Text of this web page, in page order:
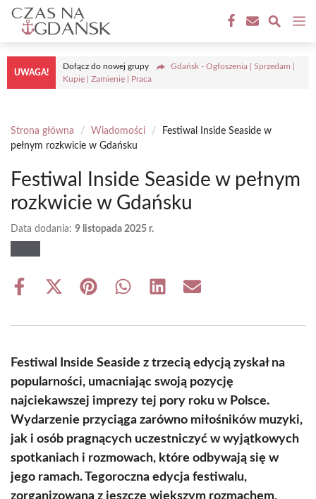
Przejdź
treści
UWAGA!
Dołącz do nowej grupy
Gdańsk - Ogłoszenia | Sprzedam |
Kupię | Zamienię | Praca
Strona główna / Wiadomości /
Festiwal Inside Seaside w
pełnym rozkwicie w Gdańsku
Festiwal Inside Seaside w pełnym
rozkwicie w Gdańsku
Data dodania: 9 listopada 2025 r.
Share
Share
(Twitter)
Share Share Share Share
Festiwal Inside Seaside z trzecią edycją zyskał na
popularności, umacniając swoją pozycję
najciekawszej imprezy tej pory roku w Polsce.
Wydarzenie przyciąga zarówno miłośników muzyki,
jak i osób pragnących uczestniczyć w wyjątkowych
spotkaniach i rozmowach, które odbywają się w
jego ramach. Tegoroczna edycja festiwalu,
zorganizowana z jeszcze większym rozmachem,